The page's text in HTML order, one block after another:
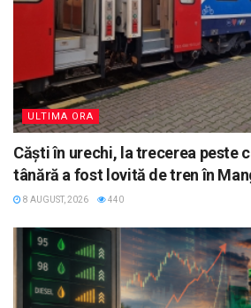
ULTIMA ORA
Căști în urechi, la trecerea peste
tânără a fost lovită de tren în
8 AUGUST, 2026 440